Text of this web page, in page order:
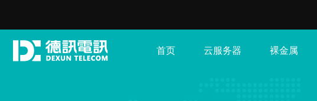
首页 云服务器 裸金属